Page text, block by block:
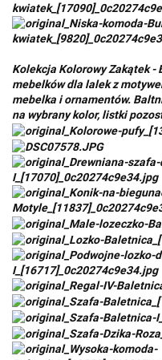
Kolekcja Kolorowy Zakątek
mebelków dla lalek z
mebelka i ornamentów.
na wybrany kolor, listki